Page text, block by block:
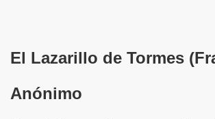
El Lazarillo de Tormes
Anónimo
(grup d'Afiliats CRE ONCE